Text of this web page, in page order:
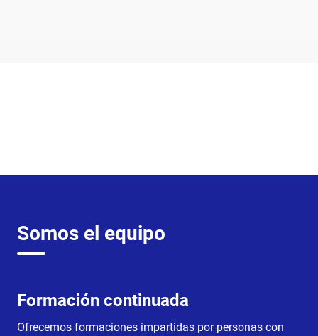
Somos el equipo
Formación continuada
Ofrecemos formaciones impartidas por personas con